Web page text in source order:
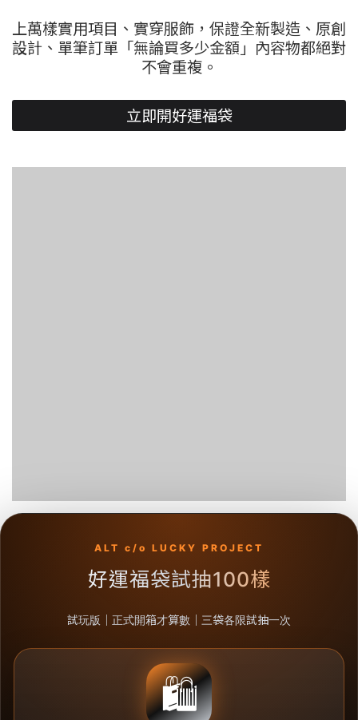
上萬樣實用項目、實穿服飾，保證全新製造、原創
設計、單筆訂單「無論買多少金額」內容物都絕對
不會重複。
立即開好運福袋
ALT c/o LUCKY PROJECT
好運福袋試抽100樣
試玩版｜正式開箱才算數｜三袋各限試抽一次
🛍️